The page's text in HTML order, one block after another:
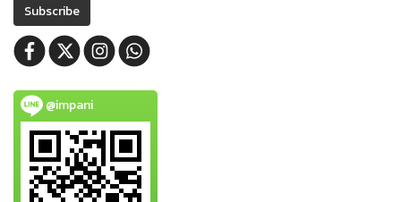
Subscribe
@impani